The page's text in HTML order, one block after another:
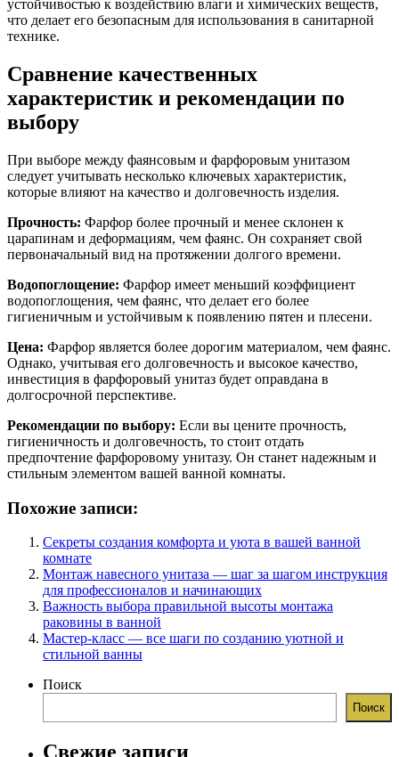
устойчивостью к воздействию влаги и химических веществ,
что делает его безопасным для использования в санитарной
технике.
Сравнение качественных
характеристик и рекомендации по
выбору
При выборе между фаянсовым и фарфоровым унитазом
следует учитывать несколько ключевых характеристик,
которые влияют на качество и долговечность изделия.
Прочность: Фарфор более прочный и менее склонен к
царапинам и деформациям, чем фаянс. Он сохраняет свой
первоначальный вид на протяжении долгого времени.
Водопоглощение: Фарфор имеет меньший коэффициент
водопоглощения, чем фаянс, что делает его более
гигиеничным и устойчивым к появлению пятен и плесени.
Цена: Фарфор является более дорогим материалом, чем фаянс.
Однако, учитывая его долговечность и высокое качество,
инвестиция в фарфоровый унитаз будет оправдана в
долгосрочной перспективе.
Рекомендации по выбору: Если вы цените прочность,
гигиеничность и долговечность, то стоит отдать
предпочтение фарфоровому унитазу. Он станет надежным и
стильным элементом вашей ванной комнаты.
Похожие записи:
Секреты создания комфорта и уюта в вашей ванной
комнате
Монтаж навесного унитаза — шаг за шагом инструкция
для профессионалов и начинающих
Важность выбора правильной высоты монтажа
раковины в ванной
Мастер-класс — все шаги по созданию уютной и
стильной ванны
Поиск
Поиск
Свежие записи